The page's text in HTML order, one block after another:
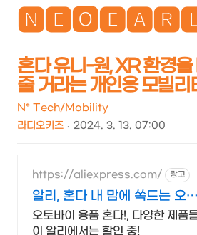
혼다 유니-원, XR 환경
줄 거라는 개인용 모빌리
N* Tech/Mobility
라디오키즈
2024. 3. 13. 07:00
https://aliexpress.com/ 광고
알리, 혼다 내 맘에 쏙드는 오늘
의 특가
오토바이 용품 혼다!, 다양한 제품
이 알리에서는 할인 중!